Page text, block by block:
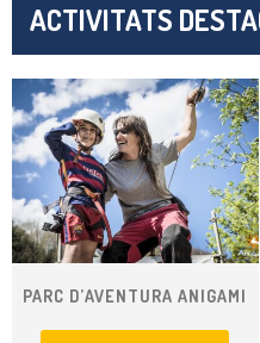
ACTIVITATS
PARC D’AVENTURA ANIGAMI